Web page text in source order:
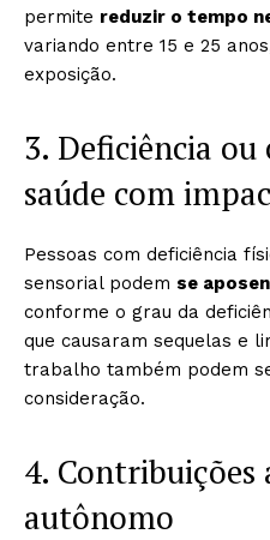
permite reduzir o tempo
variando entre 15 e 25
exposição.
3. Deficiência ou
saúde com
Pessoas com deficiência
sensorial podem se
conforme o grau da
que causaram sequelas e
trabalho também podem
consideração.
4. Contribuições
autônomo